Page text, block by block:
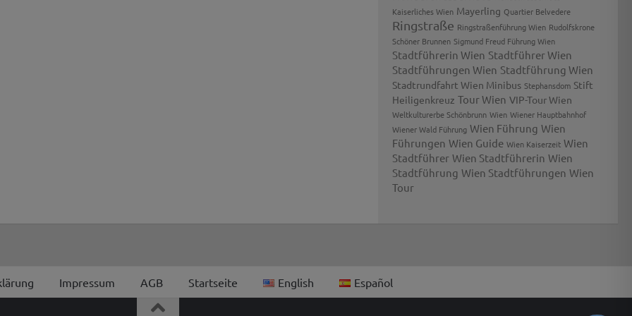
Kaiserliches Wien Mayerling Quartier Belvedere
Ringstraße Ringstraßenführung Wien Rudolfskrone
Schöner Brunnen Sigmund Freud Führung Wien
Stadtführerin Wien Stadtführer Wien
Stadtführungen Wien Stadtführung Wien
Stadtrundfahrt Wien Minibus Stephansdom Stift
Heiligenkreuz Tour Wien VIP-Tour Wien
Weltkulturerbe Schönbrunn Wien Wiener Hauptbahnhof
Wiener Wald Führung Wien Führung Wien
Führungen Wien Guide Wien Kaiserzeit Wien
Stadtführer Wien Stadtführerin Wien
Stadtführung Wien Stadtführungen Wien
Tour
Impressum AGB Startseite English Español